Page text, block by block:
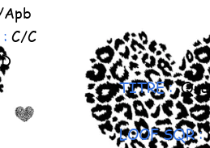
C/C
TITRE :
LOOF SQR :